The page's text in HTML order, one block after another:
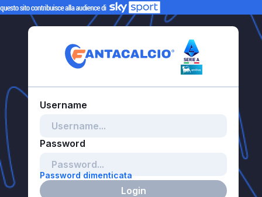
Password dimenticata
Login